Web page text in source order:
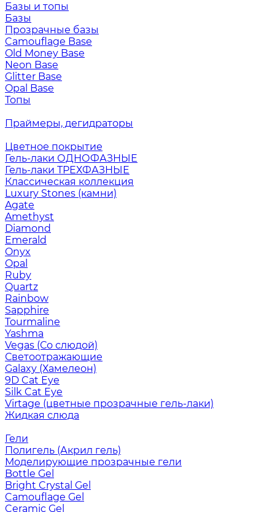
Базы и топы
Базы
Прозрачные базы
Camouflage Base
Old Money Base
Neon Base
Glitter Base
Opal Base
Топы
Праймеры, дегидраторы
Цветное покрытие
Гель-лаки ОДНОФАЗНЫЕ
Гель-лаки ТРЕХФАЗНЫЕ
Классическая коллекция
Luxury Stones (камни)
Agate
Amethyst
Diamond
Emerald
Onyx
Opal
Ruby
Quartz
Rainbow
Sapphire
Tourmaline
Yashma
Vegas (Со слюдой)
Светоотражающие
Galaxy (Хамелеон)
9D Cat Eye
Silk Cat Eye
Virtage (цветные прозрачные гель-лаки)
Жидкая слюда
Гели
Полигель (Акрил гель)
Моделирующие прозрачные гели
Bottle Gel
Bright Crystal Gel
Camouflage Gel
Ceramic Gel